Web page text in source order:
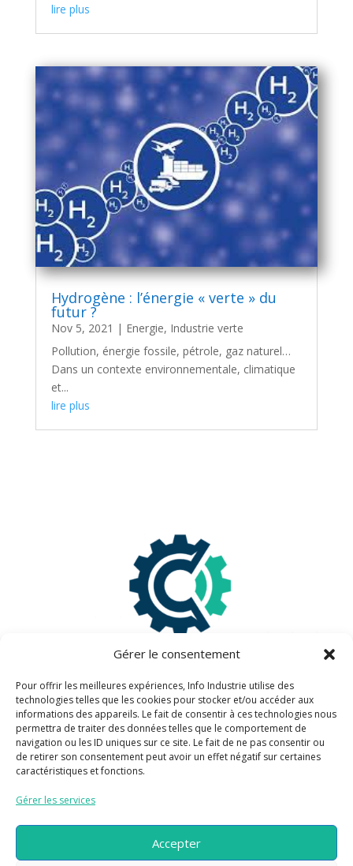
Gérer le consentement
Pour offrir les meilleures expériences, Info Industrie utilise des
technologies telles que les cookies pour stocker et/ou accéder aux
informations des appareils. Le fait de consentir à ces technologies nous
permettra de traiter des données telles que le comportement de
navigation ou les ID uniques sur ce site. Le fait de ne pas consentir ou
de retirer son consentement peut avoir un effet négatif sur certaines
caractéristiques et fonctions.
Gérer les services
Accepter
lire plus
Hydrogène : l’énergie « verte » du
futur ?
Nov 5, 2021 | Energie, Industrie verte
Pollution, énergie fossile, pétrole, gaz naturel…
Dans un contexte environnementale, climatique
et...
lire plus
Information légales
Mentions légales